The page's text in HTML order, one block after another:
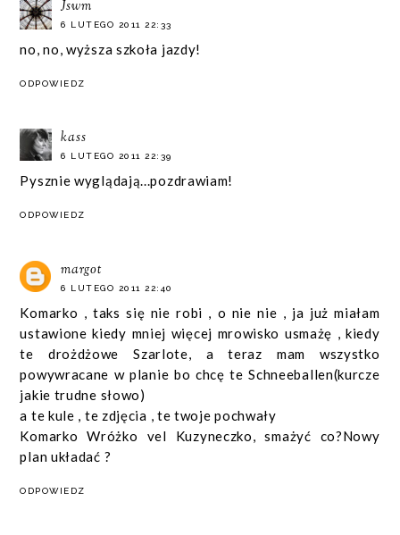
Jswm
6 LUTEGO 2011 22:33
no, no, wyższa szkoła jazdy!
ODPOWIEDZ
kass
6 LUTEGO 2011 22:39
Pysznie wyglądają...pozdrawiam!
ODPOWIEDZ
margot
6 LUTEGO 2011 22:40
Komarko , taks się nie robi , o nie nie , ja już miałam
ustawione kiedy mniej więcej mrowisko usmażę , kiedy
te drożdżowe Szarlote, a teraz mam wszystko
powywracane w planie bo chcę te Schneeballen(kurcze
jakie trudne słowo)
a te kule , te zdjęcia , te twoje pochwały
Komarko Wróżko vel Kuzyneczko, smażyć co?Nowy
plan układać ?
ODPOWIEDZ